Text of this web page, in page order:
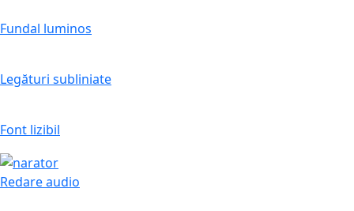
Fundal luminos
Legături subliniate
Font lizibil
Redare audio